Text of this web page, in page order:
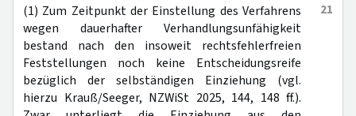
21
(1) Zum Zeitpunkt der Einstellung des Verfahrens
wegen dauerhafter Verhandlungsunfähigkeit
bestand nach den insoweit rechtsfehlerfreien
Feststellungen noch keine Entscheidungsreife
bezüglich der selbständigen Einziehung (vgl.
hierzu Krauß/Seeger, NZWiSt 2025, 144, 148 ff.).